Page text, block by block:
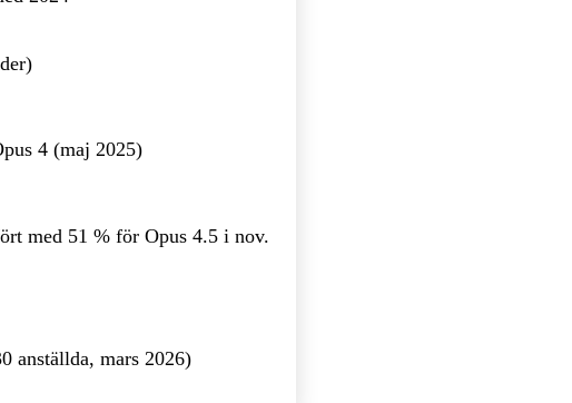
4 (maj 2025)
med 51 % för Opus 4.5 i nov.
anställda, mars 2026)